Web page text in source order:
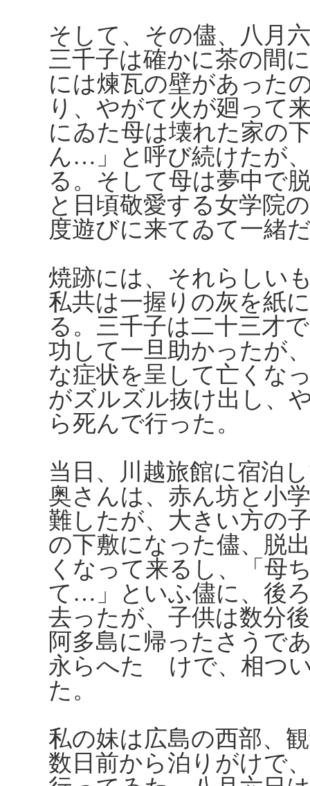
そして、その儘、八月
三千子は確かに茶の間
には煉瓦の壁があった
り、やがて火が廻って
にゐた母は壊れた家の
ん…」と呼び続けたが
る。そして母は夢中で
と日頃敬愛する女学院
度遊びに来てゐて一緒
焼跡には、それらしい
私共は一握りの灰を紙
る。三千子は二十三才
功して一旦助かったが
な症状を呈して亡くな
がズルズル抜け出し、
ら死んで行った。
当日、川越旅館に宿泊
奥さんは、赤ん坊と小
難したが、大きい方の
の下敷になった儘、脱
くなって来るし、「母
て…」といふ儘に、後
去ったが、子供は数分
阿多島に帰ったさうで
永らへたゞけで、相つ
た。
私の妹は広島の西部、
数日前から泊りがけで